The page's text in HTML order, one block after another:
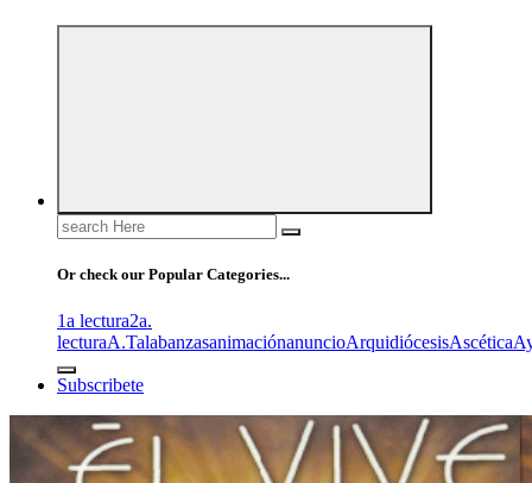
Search
for:
Or check our Popular Categories...
1a lectura2a.
lecturaA.TalabanzasanimaciónanuncioArquidiócesisAscética
Subscribete